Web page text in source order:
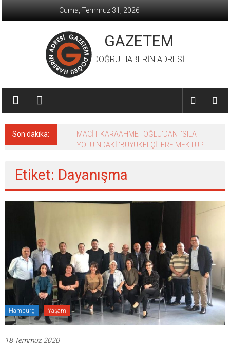
Cuma, Temmuz 31, 2026
GAZETEM
DOĞRU HABERİN ADRESİ
Son dakika:
MACİT KARAAHMETOĞLU’DAN ‘SILA
YOLU’NDAKİ ’BÜYÜKELÇİLERE MEKTUP
Etiket: Dayanışma
Hamburg Yaşam
18 Temmuz 2020